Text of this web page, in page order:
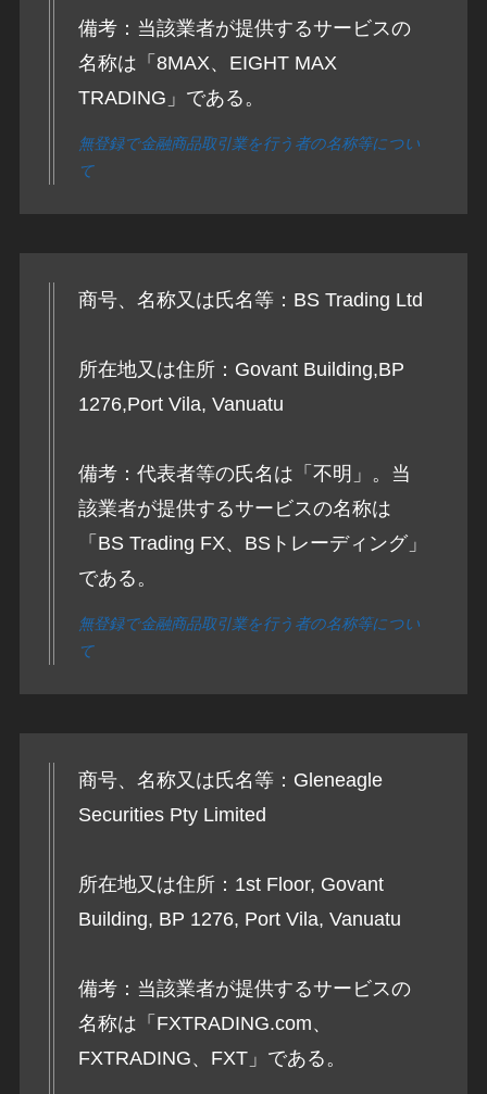
備考：当該業者が提供するサービスの
名称は「8MAX、EIGHT MAX
TRADING」である。
無登録で金融商品取引業を行う者の名称等につい
て
商号、名称又は氏名等：BS Trading Ltd
所在地又は住所：Govant Building,BP
1276,Port Vila, Vanuatu
備考：代表者等の氏名は「不明」。当
該業者が提供するサービスの名称は
「BS Trading FX、BSトレーディング」
である。
無登録で金融商品取引業を行う者の名称等につい
て
商号、名称又は氏名等：Gleneagle
Securities Pty Limited
所在地又は住所：1st Floor, Govant
Building, BP 1276, Port Vila, Vanuatu
備考：当該業者が提供するサービスの
名称は「FXTRADING.com、
FXTRADING、FXT」である。